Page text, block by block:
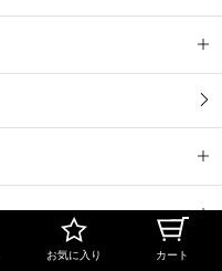
お気に入り カート